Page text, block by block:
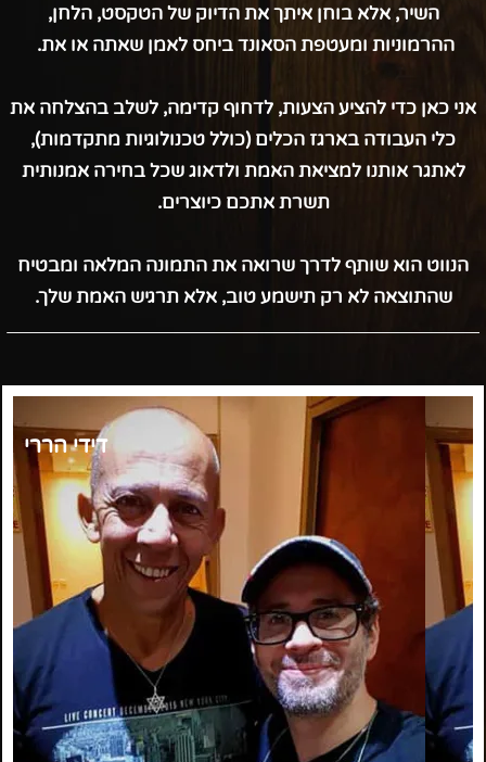
השיר, אלא בוחן איתך את הדיוק של הטקסט, הלחן,
ההרמוניות ומעטפת הסאונד ביחס לאמן שאתה או את.
אני כאן כדי להציע הצעות, לדחוף קדימה, לשלב בהצלחה את
כלי העבודה בארגז הכלים (כולל טכנולוגיות מתקדמות),
לאתגר אותנו למציאת האמת ולדאוג שכל בחירה אמנותית
תשרת אתכם כיוצרים.
הנווט הוא שותף לדרך שרואה את התמונה המלאה ומבטיח
שהתוצאה לא רק תישמע טוב, אלא תרגיש האמת שלך.
דידי הררי